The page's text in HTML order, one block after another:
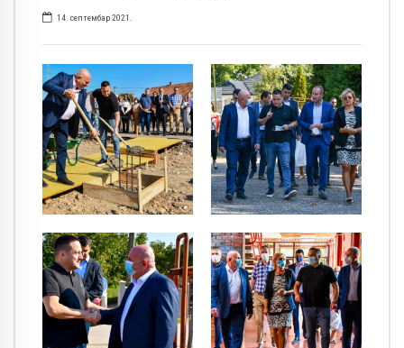
14. септембар 2021.